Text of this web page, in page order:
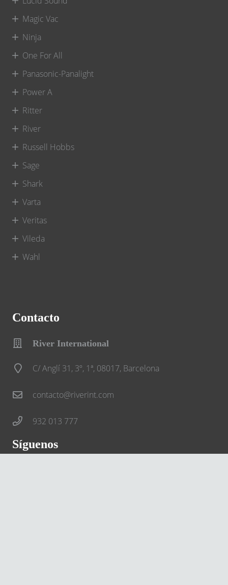
Magic Vac
Ninja
One For All
Panasonic-Panalight
Power A
Ritter
River
Russell Hobbs
Sage
Shark
Varta
Veritas
Vileda
Wahl
Contacto
River International
C/ Anglí 31, 3º, 1ª, 08017, Barcelona
contacto@riverint.com
932 013 777
Síguenos